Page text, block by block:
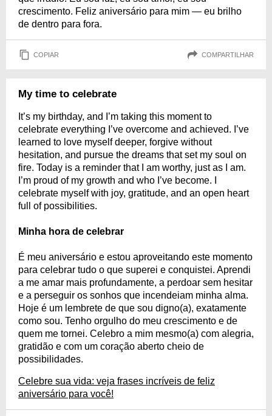
crescimento. Feliz aniversário para mim — eu brilho
de dentro para fora.
COPIAR COMPARTILHAR
My time to celebrate
It’s my birthday, and I’m taking this moment to
celebrate everything I’ve overcome and achieved. I’ve
learned to love myself deeper, forgive without
hesitation, and pursue the dreams that set my soul on
fire. Today is a reminder that I am worthy, just as I am.
I’m proud of my growth and who I’ve become. I
celebrate myself with joy, gratitude, and an open heart
full of possibilities.
Minha hora de celebrar
É meu aniversário e estou aproveitando este momento
para celebrar tudo o que superei e conquistei. Aprendi
a me amar mais profundamente, a perdoar sem hesitar
e a perseguir os sonhos que incendeiam minha alma.
Hoje é um lembrete de que sou digno(a), exatamente
como sou. Tenho orgulho do meu crescimento e de
quem me tornei. Celebro a mim mesmo(a) com alegria,
gratidão e com um coração aberto cheio de
possibilidades.
Celebre sua vida: veja frases incríveis de feliz
aniversário para você!